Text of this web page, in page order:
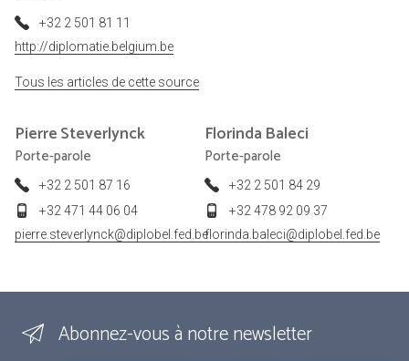
+32 2 501 81 11
http://diplomatie.belgium.be
Tous les articles de cette source
PierreSteverlynck
Porte-parole
+32 2 501 87 16
+32 471 44 06 04
pierre.steverlynck@diplobel.fed.be
Florinda Baleci
Porte-parole
+32 2 501 84 29
+32 478 92 09 37
florinda.baleci@diplobel.fed.be
Abonnez-vous à notre newsletter